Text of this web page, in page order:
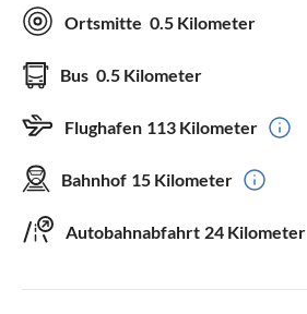
Ortsmitte 0.5 Kilometer
Bus 0.5 Kilometer
Flughafen 113 Kilometer
Bahnhof 15 Kilometer
Autobahnabfahrt 24 Kilometer